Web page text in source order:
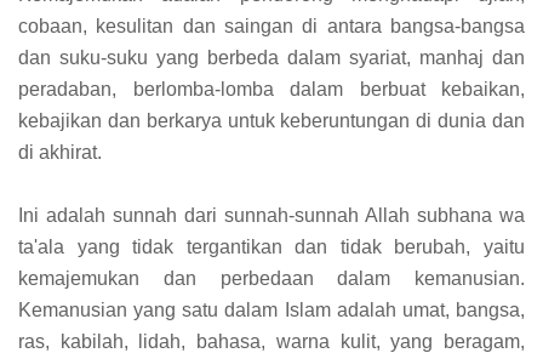
cobaan, kesulitan dan saingan di antara bangsa-bangsa
dan suku-suku yang berbeda dalam syariat, manhaj dan
peradaban, berlomba-lomba dalam berbuat kebaikan,
kebajikan dan berkarya untuk keberuntungan di dunia dan
di akhirat.
Ini adalah sunnah dari sunnah-sunnah Allah subhana wa
ta'ala yang tidak tergantikan dan tidak berubah, yaitu
kemajemukan dan perbedaan dalam kemanusian.
Kemanusian yang satu dalam Islam adalah umat, bangsa,
ras, kabilah, lidah, bahasa, warna kulit, yang beragam,